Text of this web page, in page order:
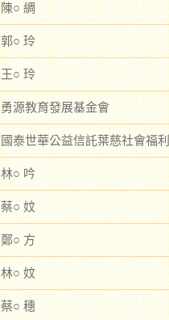
陳○ 綢
郭○ 玲
王○ 玲
勇源教育發展基金會
國泰世華公益信託葉慈社會福
林○ 吟
蔡○ 妏
鄭○ 方
林○ 妏
蔡○ 穗